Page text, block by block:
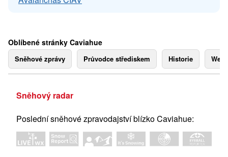
Oblíbené stránky Caviahue
Sněhové zprávy Průvodce střediskem Historie
Sněhový radar
Poslední sněhové zpravodajství blízko Caviahue: